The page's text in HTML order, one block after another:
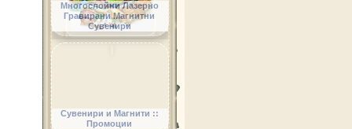
Многослойни Лазерно
Гравирани Магнитни
Сувенири
Сувенири и Магнити ::
Промоции